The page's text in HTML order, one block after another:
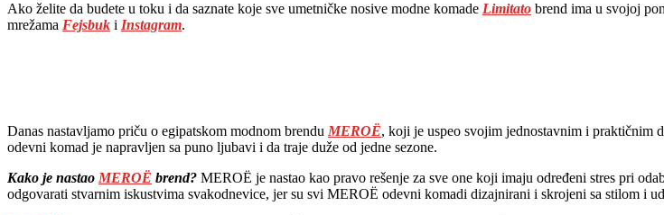
Ako želite da budete u toku i da saznate koje sve umetničke nosive modne komade Limitato brend ima u svojoj
mrežama Fejsbuk i Instagram.
Danas nastavljamo priču o egipatskom modnom brendu MEROË, koji je uspeo svojim jednostavnim i praktičnim
odevni komad je napravljen sa puno ljubavi i da traje duže od jedne sezone.
Kako je nastao MEROË brend? MEROË je nastao kao pravo rešenje za sve one koji imaju određeni stres pri
odgovarati stvarnim iskustvima svakodnevice, jer su svi MEROË odevni komadi dizajnirani i skrojeni sa stilom i